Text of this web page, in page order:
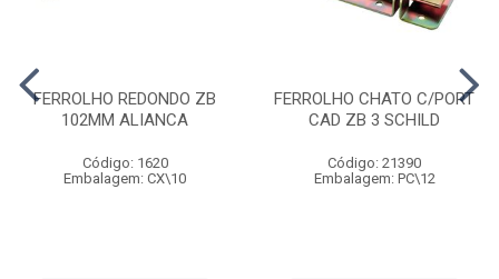
FERROLHO REDONDO ZB
102MM ALIANCA
Código: 1620
Embalagem: CX\10
FERROLHO CHATO C/PORT
CAD ZB 3 SCHILD
Código: 21390
Embalagem: PC\12